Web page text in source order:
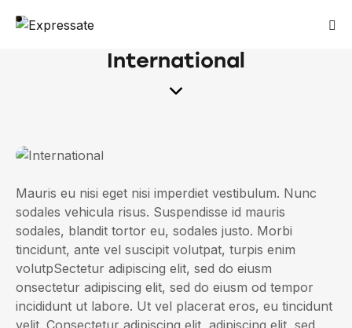
International
Mauris eu nisi eget nisi imperdiet vestibulum. Nunc
sodales vehicula risus. Suspendisse id mauris
sodales, blandit tortor eu, sodales justo. Morbi
tincidunt, ante vel suscipit volutpat, turpis enim
volutpSectetur adipiscing elit, sed do eiusm
onsectetur adipiscing elit, sed do eiusm od tempor
incididunt ut labore. Ut vel placerat eros, eu tincidunt
velit. Consectetur adipiscing elit, adipiscing elit, sed